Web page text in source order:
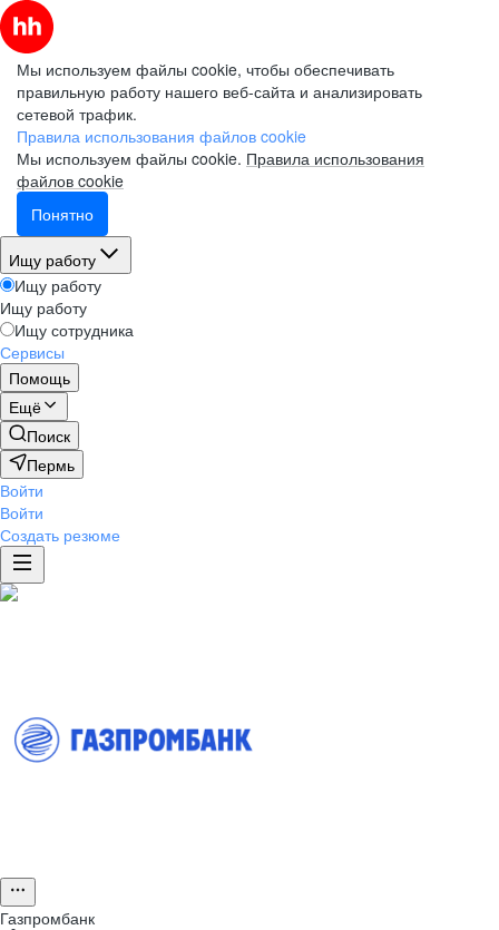
Мы используем файлы cookie, чтобы обеспечивать
правильную работу нашего веб-сайта и анализировать
сетевой трафик.
Правила использования файлов cookie
Мы используем файлы cookie. Правила использования
файлов cookie
Понятно
Ищу работу
Ищу работу
Ищу работу
Ищу сотрудника
Сервисы
Помощь
Ещё
Поиск
Пермь
Войти
Войти
Создать резюме
Газпромбанк